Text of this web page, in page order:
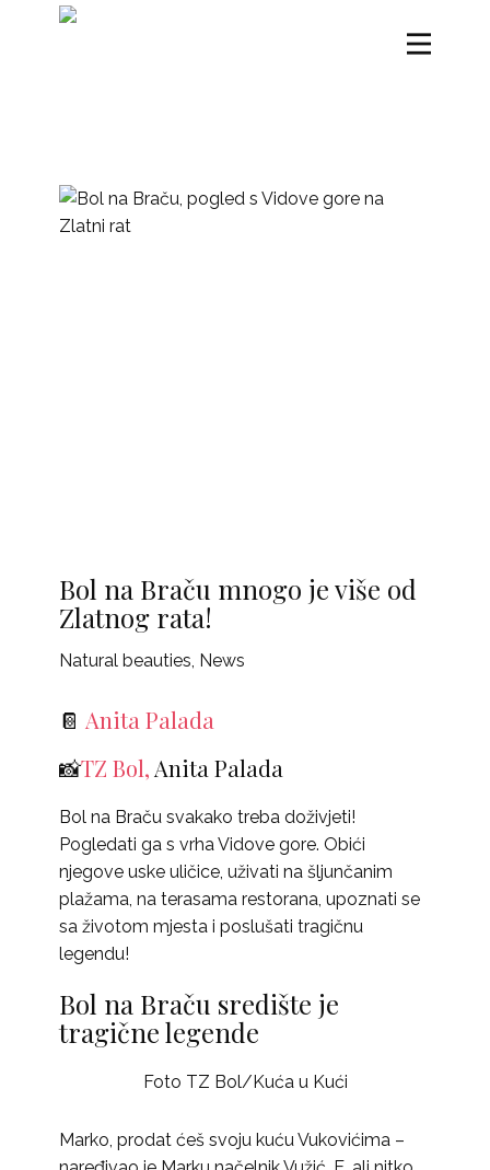
Bol na Braču mnogo je više od
Zlatnog rata!
Natural beauties, News
📔 Anita Palada
📸TZ Bol, Anita Palada
Bol na Braču svakako treba doživjeti!
Pogledati ga s vrha Vidove gore. Obići
njegove uske uličice, uživati na šljunčanim
plažama, na terasama restorana, upoznati se
sa životom mjesta i poslušati tragičnu
legendu!
Bol na Braču središte je
tragične legende
Foto TZ Bol/Kuća u Kući
Marko, prodat ćeš svoju kuću Vukovićima –